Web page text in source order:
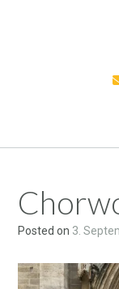
Posted on 3.